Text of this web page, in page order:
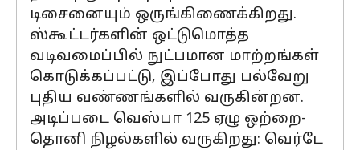
டிசைனையும் ஒருங்கிணைக்கிறது.
ஸ்கூட்டர்களின் ஒட்டுமொத்த
வடிவமைப்பில் நுட்பமான மாற்றங்கள்
கொடுக்கப்பட்டு, இப்போது பல்வேறு
புதிய வண்ணங்களில் வருகின்றன.
அடிப்படை வெஸ்பா 125 ஏழு ஒற்றை-
தொனி நிழல்களில் வருகிறது: வெர்டே